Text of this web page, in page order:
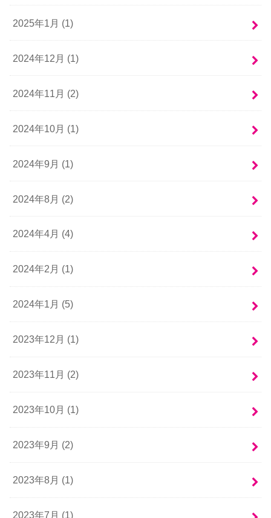
2025年1月 (1)
2024年12月 (1)
2024年11月 (2)
2024年10月 (1)
2024年9月 (1)
2024年8月 (2)
2024年4月 (4)
2024年2月 (1)
2024年1月 (5)
2023年12月 (1)
2023年11月 (2)
2023年10月 (1)
2023年9月 (2)
2023年8月 (1)
2023年7月 (1)